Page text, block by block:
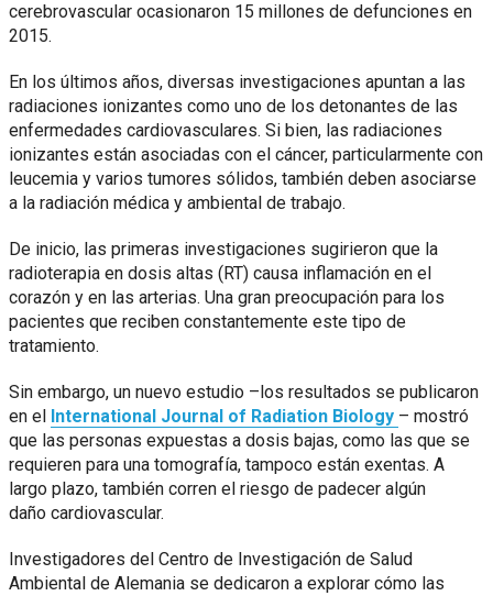
cerebrovascular ocasionaron 15 millones de defunciones en
2015.
En los últimos años, diversas investigaciones apuntan a las
radiaciones ionizantes como uno de los detonantes de las
enfermedades cardiovasculares. Si bien, las radiaciones
ionizantes están asociadas con el cáncer, particularmente con
leucemia y varios tumores sólidos, también deben asociarse
a la radiación médica y ambiental de trabajo.
De inicio, las primeras investigaciones sugirieron que la
radioterapia en dosis altas (RT) causa inflamación en el
corazón y en las arterias. Una gran preocupación para los
pacientes que reciben constantemente este tipo de
tratamiento.
Sin embargo, un nuevo estudio –los resultados se publicaron
en el
International Journal of Radiation Biology – mostró
que las personas expuestas a dosis bajas, como las que se
requieren para una tomografía, tampoco están exentas. A
largo plazo, también corren el riesgo de padecer algún
daño cardiovascular.
Investigadores del Centro de Investigación de Salud
Ambiental de Alemania se dedicaron a explorar cómo las